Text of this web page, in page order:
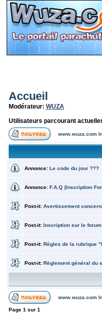
Accueil
Modérateur: WUZA
Utilisateurs parcourant
www.wuza.com
Annonce: Le code du jour ???
Annonce: F.A.Q (Inscription
Post-it: Avertissement
Post-it: Inscription sur le
Post-it: Règles de la rubrique
Post-it: Règlement général du
www.wuza.com
Page 1 sur 1